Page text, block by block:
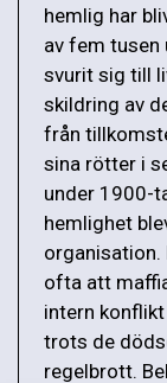
hemlig har
av fem tusen
svurit sig till
skildring av
från
sina rötter i
under 1900-
hemlighet
ofta att
intern
trots de
regelbrott.